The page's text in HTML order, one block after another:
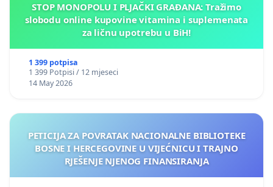
STOP MONOPOLU I PLJAČKI GRAĐANA: Tražimo
slobodu online kupovine vitamina i suplemenata
za ličnu upotrebu u BiH!
1 399 potpisa
1 399 Potpisi / 12 mjeseci
14 May 2026
PETICIJA ZA POVRATAK NACIONALNE BIBLIOTEKE
BOSNE I HERCEGOVINE U VIJEĆNICU I TRAJNO
RJEŠENJE NJENOG FINANSIRANJA